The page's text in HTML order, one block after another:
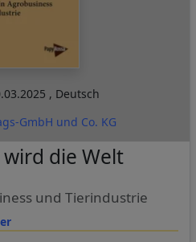
, Deutsch
GmbH und Co. KG
die Welt
und Tierindustrie